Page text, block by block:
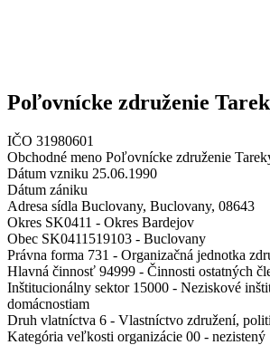
Poľovnícke združenie
IČO 31980601
Obchodné meno Poľovnícke združenie
Dátum vzniku 25.06.1990
Dátum zániku
Adresa sídla Buclovany, Buclovany, 08643
Okres SK0411 - Okres Bardejov
Obec SK0411519103 - Buclovany
Právna forma 731 - Organizačná jednotka
Hlavná činnosť 94999 - Činnosti ostatných
Inštitucionálny sektor 15000 - Neziskové
domácnostiam
Druh vlatníctva 6 - Vlastníctvo združení,
Kategória veľkosti organizácie 00 - nezistený